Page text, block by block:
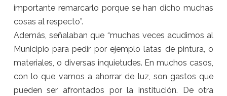
importante remarcarlo porque se han dicho muchas
cosas al respecto”.
Además, señalaban que “muchas veces acudimos al
Municipio para pedir por ejemplo latas de pintura, o
materiales, o diversas inquietudes. En muchos casos,
con lo que vamos a ahorrar de luz, son gastos que
pueden ser afrontados por la institución. De otra